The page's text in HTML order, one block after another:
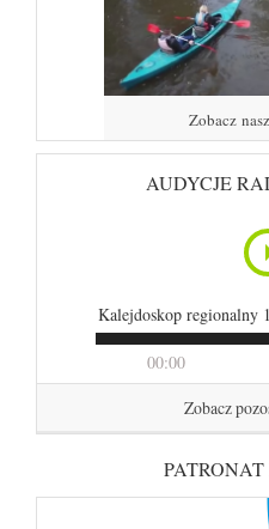
Zobacz
AUDYCJE
00:00
Kalejdoskop regionalny
Zobacz